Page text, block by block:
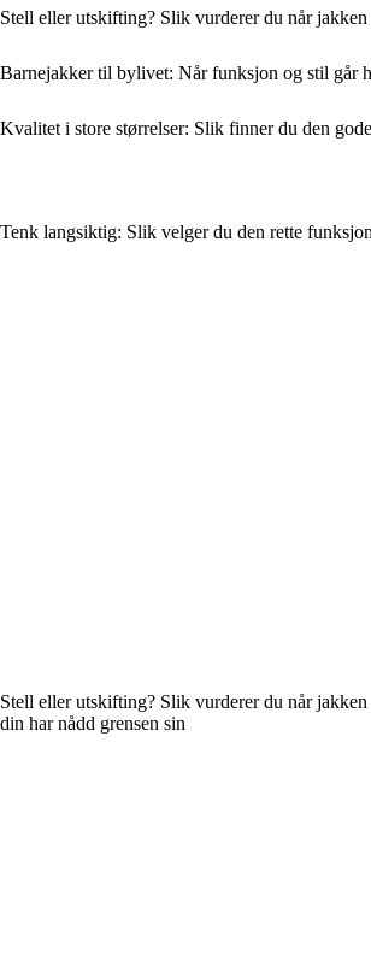
Stell eller utskifting? Slik vurderer du når jakken
Barnejakker til bylivet: Når funksjon og stil går
Kvalitet i store størrelser: Slik finner du den
Tenk langsiktig: Slik velger du den rette
Stell eller utskifting? Slik vurderer du når jakken
din har nådd grensen sin